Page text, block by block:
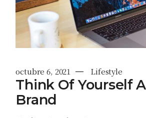
octubre 6, 2021 Lifestyle
Think Of Yourself
Brand